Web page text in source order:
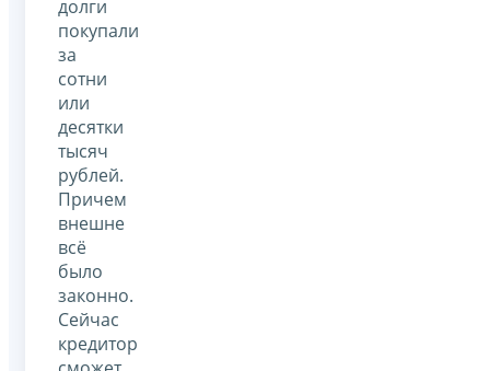
долги
покупали
за
сотни
или
десятки
тысяч
рублей.
Причем
внешне
всё
было
законно.
Сейчас
кредитор